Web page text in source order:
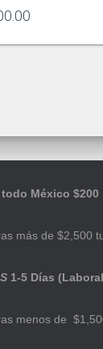
México $200
más de $2,500
1-5 Días
menos de